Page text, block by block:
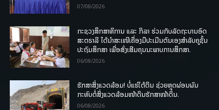
07/08/2026
ກະຊວງສຶກສາທິການ ແລະ ກິລາ ຮ່ວມກັບລັດຖະບານອົດ
ສະຕຣາລີ ໄດ້ນຳສະເໜີເຄື່ອງມືປະເມີນຕົນເອງສຳລັບຄູຊັ້ນ
ປະຖົມສຶກສາ ເພື່ອສົ່ງເສີມຄຸນນະພາບການສຶກສາ.
06/08/2026
ຮັກສາສິ່ງແວດລ້ອມ! ບໍ່ແຮ່ໃຕ້ດິນ ຊ່ວຍຫຼຸດຜ່ອນຜົນ
ກະທົບຕໍ່ສິ່ງແວດລ້ອມໜ້າດິນຮັກສາໜ້າດິນ.
06/08/2026